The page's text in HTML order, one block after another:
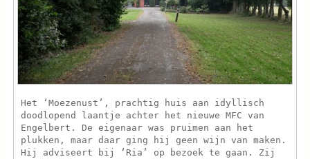
Het ‘Moezenust’, prachtig huis aan idyllisch
doodlopend laantje achter het nieuwe MFC van
Engelbert. De eigenaar was pruimen aan het
plukken, maar daar ging hij geen wijn van maken.
Hij adviseert bij ‘Ria’ op bezoek te gaan. Zij